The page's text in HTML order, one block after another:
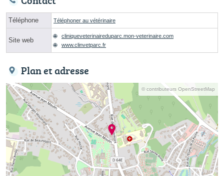
Téléphone Téléphoner au vétérinaire
Site web
cliniqueveterinaireduparc.mon-veterinaire.com
www.clinvetparc.fr
Plan et adresse
© contributeurs OpenStreetMap